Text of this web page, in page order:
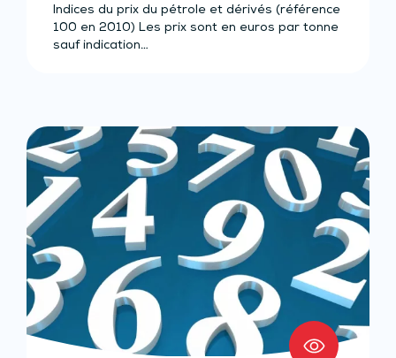
Indices du prix du pétrole et dérivés (référence
100 en 2010) Les prix sont en euros par tonne
sauf indication…